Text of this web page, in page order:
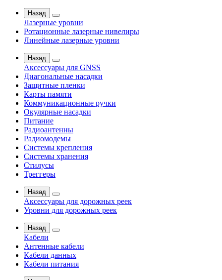
Назад
Лазерные уровни
Ротационные лазерные нивелиры
Линейные лазерные уровни
Назад
Аксессуары для GNSS
Диагональные насадки
Защитные пленки
Карты памяти
Коммуникационные ручки
Окулярные насадки
Питание
Радиоантенны
Радиомодемы
Системы крепления
Системы хранения
Стилусы
Треггеры
Назад
Аксессуары для дорожных реек
Уровни для дорожных реек
Назад
Кабели
Антенные кабели
Кабели данных
Кабели питания